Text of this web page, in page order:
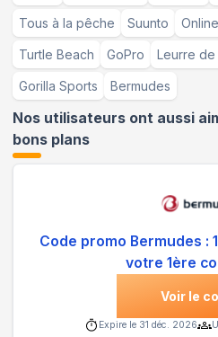
Tous à la pêche Suunto
Turtle Beach GoPro Leurre
Gorilla Sports Bermudes
Nos utilisateurs ont aussi
bons plans
Code promo Bermudes :
votre 1ère
Voir le
Expire le 31 déc. 2026